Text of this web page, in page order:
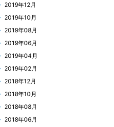
2019年12月
2019年10月
2019年08月
2019年06月
2019年04月
2019年02月
2018年12月
2018年10月
2018年08月
2018年06月